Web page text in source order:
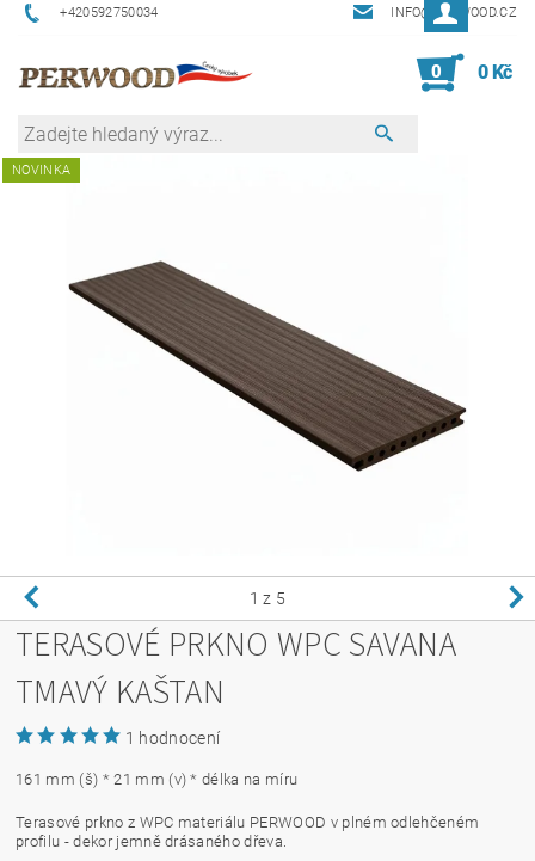
+420592750034 INFO@PERWOOD.CZ
0 0 Kč
NOVINKA
1 z 5
TERASOVÉ PRKNO WPC SAVANA
TMAVÝ KAŠTAN
1 hodnocení
161 mm (š) * 21 mm (v) * délka na míru
Terasové prkno z WPC materiálu PERWOOD v plném odlehčeném
profilu - dekor jemně drásaného dřeva.